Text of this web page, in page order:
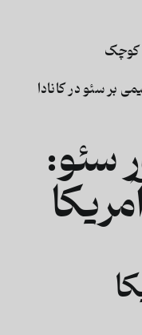
کوچک
برسئو در کانادا
سئو: